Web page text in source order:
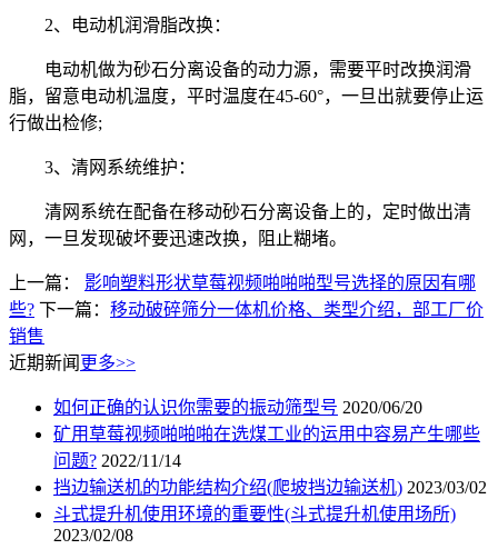
2、电动机润滑脂改换：
电动机做为砂石分离设备的动力源，需要平时改换润滑
脂，留意电动机温度，平时温度在45-60°，一旦出就要停止运
行做出检修;
3、清网系统维护：
清网系统在配备在移动砂石分离设备上的，定时做出清
网，一旦发现破坏要迅速改换，阻止糊堵。
上一篇： 影响塑料形状草莓视频啪啪啪型号选择的原因有哪
些? 下一篇： 移动破碎筛分一体机价格、类型介绍，部工厂价
销售
近期新闻 更多>>
如何正确的认识你需要的振动筛型号 2020/06/20
矿用草莓视频啪啪啪在选煤工业的运用中容易产生哪些
问题? 2022/11/14
挡边输送机的功能结构介绍(爬坡挡边输送机) 2023/03/02
斗式提升机使用环境的重要性(斗式提升机使用场所)
2023/02/08